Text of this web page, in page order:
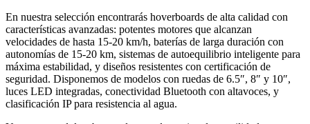
En nuestra selección encontrarás hoverboards de alta calidad con
características avanzadas: potentes motores que alcanzan
velocidades de hasta 15-20 km/h, baterías de larga duración con
autonomías de 15-20 km, sistemas de autoequilibrio inteligente para
máxima estabilidad, y diseños resistentes con certificación de
seguridad. Disponemos de modelos con ruedas de 6.5″, 8″ y 10″,
luces LED integradas, conectividad Bluetooth con altavoces, y
clasificación IP para resistencia al agua.